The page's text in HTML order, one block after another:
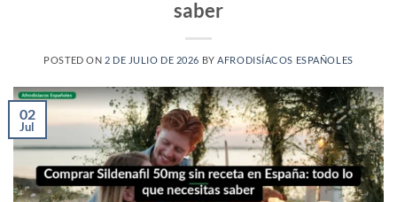
saber
POSTED ON 2 DE JULIO DE 2026 BY AFRODISÍACOS ESPAÑOLES
02
Jul